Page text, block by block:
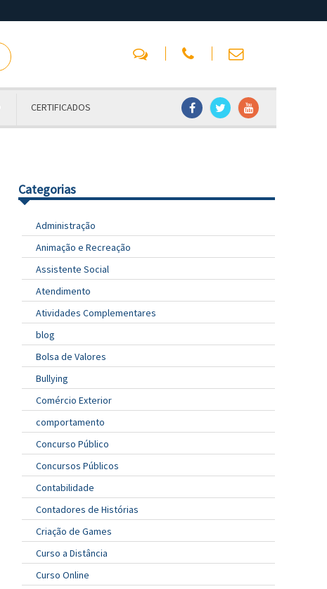
CERTIFICADOS
Categorias
Administração
Animação e Recreação
Assistente Social
Atendimento
Atividades Complementares
blog
Bolsa de Valores
Bullying
Comércio Exterior
comportamento
Concurso Público
Concursos Públicos
Contabilidade
Contadores de Histórias
Criação de Games
Curso a Distância
Curso Online